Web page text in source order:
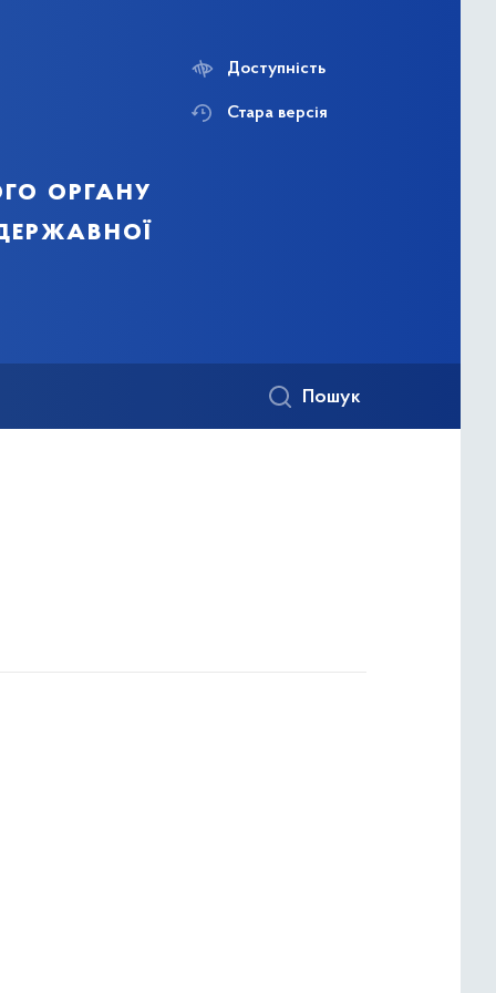
органу
Доступність
Стара версія
Пошук